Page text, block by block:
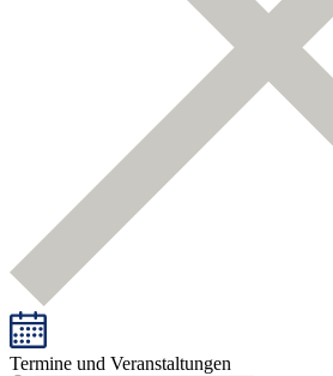
Termine und Veranstaltungen